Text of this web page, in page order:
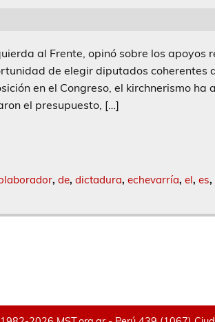
al Frente, opinó sobre los apoyos
de elegir diputados coherentes
en el Congreso, el kirchnerismo ha
el presupuesto, […]
, de, dictadura, echevarría, el, es,